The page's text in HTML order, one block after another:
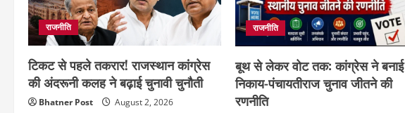
राजनीति
टिकट से पहले तकरार! राजस्थान कांग्रेस
की अंदरूनी कलह ने बढ़ाई चुनावी चुनौती
Bhatner Post August 2, 2026
राजनीति
बूथ से लेकर वोट तक: कांग्रेस ने बनाई
निकाय-पंचायतीराज चुनाव जीतने की
रणनीति